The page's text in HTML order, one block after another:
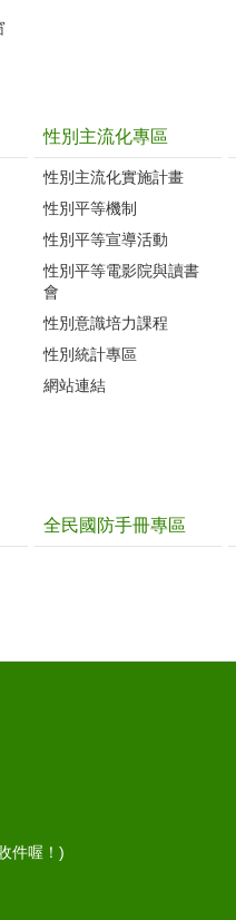
性別主流化專區
性別主流化實施計畫
性別平等機制
性別平等宣導活動
性別平等電影院與讀書
會
性別意識培力課程
性別統計專區
網站連結
全民國防手冊專區
件喔！)